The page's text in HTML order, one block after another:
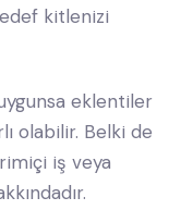
kitlenizi
eklentiler
olabilir. Belki de
iş veya